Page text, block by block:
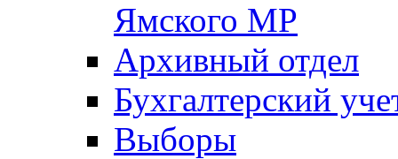
Ямского МР
Архивный отдел
Бухгалтерский
Выборы